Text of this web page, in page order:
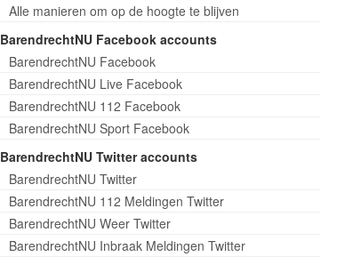
Alle manieren om op de hoogte te blijven
BarendrechtNU Facebook accounts
BarendrechtNU Facebook
BarendrechtNU Live Facebook
BarendrechtNU 112 Facebook
BarendrechtNU Sport Facebook
BarendrechtNU Twitter accounts
BarendrechtNU Twitter
BarendrechtNU 112 Meldingen Twitter
BarendrechtNU Weer Twitter
BarendrechtNU Inbraak Meldingen Twitter